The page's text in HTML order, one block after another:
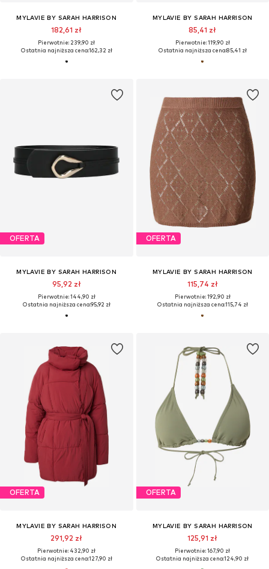
MYLAVIE BY SARAH HARRISON
182,61 zł
Pierwotnie: 239,90 zł
Ostatnia najniższa cena:162,32 zł
MYLAVIE BY SARAH HARRISON
85,41 zł
Pierwotnie: 119,90 zł
Ostatnia najniższa cena:85,41 zł
OFERTA
MYLAVIE BY SARAH HARRISON
95,92 zł
Pierwotnie: 144,90 zł
Ostatnia najniższa cena:95,92 zł
OFERTA
MYLAVIE BY SARAH HARRISON
115,74 zł
Pierwotnie: 192,90 zł
Ostatnia najniższa cena:115,74 zł
OFERTA
MYLAVIE BY SARAH HARRISON
291,92 zł
Pierwotnie: 432,90 zł
Ostatnia najniższa cena:127,90 zł
OFERTA
MYLAVIE BY SARAH HARRISON
125,91 zł
Pierwotnie: 167,90 zł
Ostatnia najniższa cena:124,90 zł